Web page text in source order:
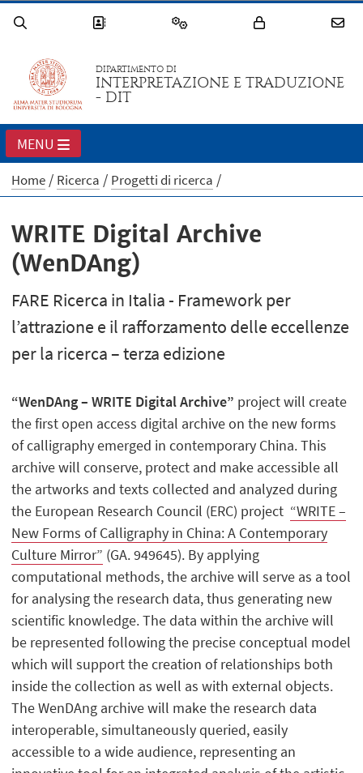
DIPARTIMENTO DI
INTERPRETAZIONE E TRADUZIONE
- DIT
MENU
Home Ricerca Progetti di ricerca
WRITE Digital Archive
(WenDAng)
FARE Ricerca in Italia - Framework per
l’attrazione e il rafforzamento delle eccellenze
per la ricerca – terza edizione
“WenDAng – WRITE Digital Archive” project will create
the first open access digital archive on the new forms
of calligraphy emerged in contemporary China. This
archive will conserve, protect and make accessible all
the artworks and texts collected and analyzed during
the European Research Council (ERC) project “WRITE –
New Forms of Calligraphy in China: A Contemporary
Culture Mirror” (GA. 949645). By applying
computational methods, the archive will serve as a tool
for analysing the research data, thus generating new
scientific knowledge. The data within the archive will
be represented following the precise conceptual model
which will support the creation of relationships both
inside the collection as well as with external objects.
The WenDAng archive will make the research data
interoperable, simultaneously queried, easily
accessible to a wide audience, representing an